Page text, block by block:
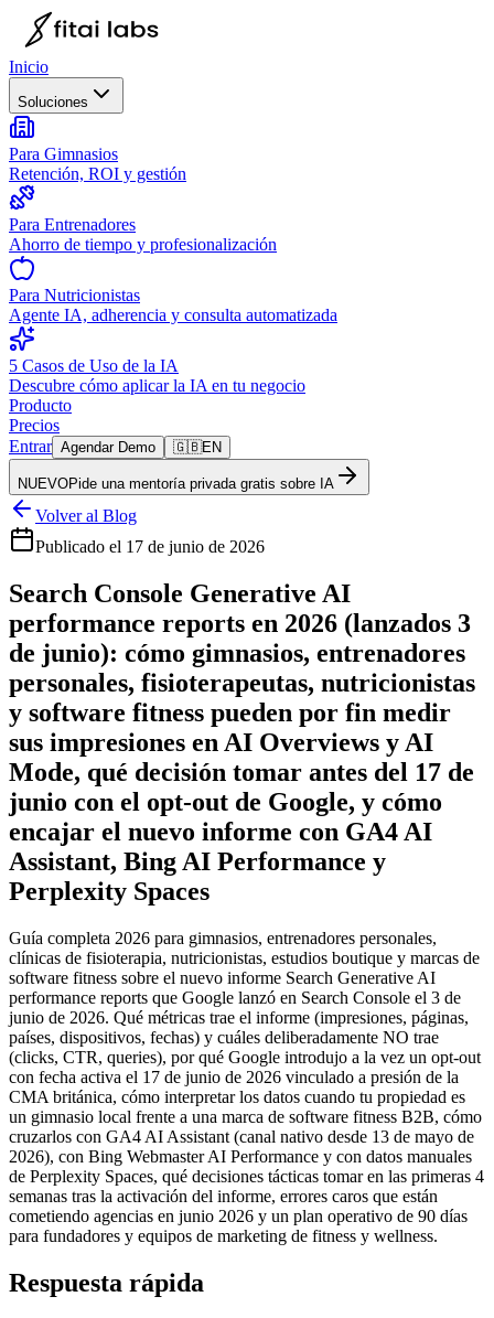
Inicio
Soluciones
Para Gimnasios
Retención, ROI y gestión
Para Entrenadores
Ahorro de tiempo y profesionalización
Para Nutricionistas
Agente IA, adherencia y consulta automatizada
5 Casos de Uso de la IA
Descubre cómo aplicar la IA en tu negocio
Producto
Precios
Entrar Agendar Demo 🇬🇧EN
NUEVOPide una mentoría privada gratis sobre IA
Volver al Blog
Publicado el 17 de junio de 2026
Search Console Generative AI
performance reports en 2026 (lanzados 3
de junio): cómo gimnasios, entrenadores
personales, fisioterapeutas, nutricionistas
y software fitness pueden por fin medir
sus impresiones en AI Overviews y AI
Mode, qué decisión tomar antes del 17 de
junio con el opt-out de Google, y cómo
encajar el nuevo informe con GA4 AI
Assistant, Bing AI Performance y
Perplexity Spaces
Guía completa 2026 para gimnasios, entrenadores personales,
clínicas de fisioterapia, nutricionistas, estudios boutique y marcas de
software fitness sobre el nuevo informe Search Generative AI
performance reports que Google lanzó en Search Console el 3 de
junio de 2026. Qué métricas trae el informe (impresiones, páginas,
países, dispositivos, fechas) y cuáles deliberadamente NO trae
(clicks, CTR, queries), por qué Google introdujo a la vez un opt-out
con fecha activa el 17 de junio de 2026 vinculado a presión de la
CMA británica, cómo interpretar los datos cuando tu propiedad es
un gimnasio local frente a una marca de software fitness B2B, cómo
cruzarlos con GA4 AI Assistant (canal nativo desde 13 de mayo de
2026), con Bing Webmaster AI Performance y con datos manuales
de Perplexity Spaces, qué decisiones tácticas tomar en las primeras 4
semanas tras la activación del informe, errores caros que están
cometiendo agencias en junio 2026 y un plan operativo de 90 días
para fundadores y equipos de marketing de fitness y wellness.
Respuesta rápida